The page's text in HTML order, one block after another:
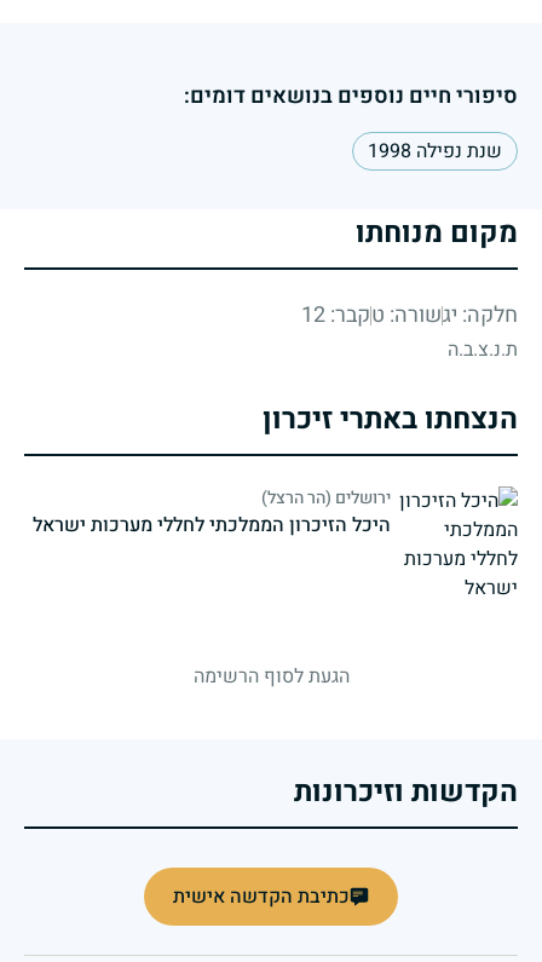
סיפורי חיים נוספים בנושאים דומים:
שנת נפילה 1998
מקום מנוחתו
חלקה: יגשורה: טקבר: 12
ת.נ.צ.ב.ה
הנצחתו באתרי זיכרון
ירושלים (הר הרצל)
היכל הזיכרון הממלכתי לחללי מערכות ישראל
הגעת לסוף הרשימה
הקדשות וזיכרונות
כתיבת הקדשה אישית